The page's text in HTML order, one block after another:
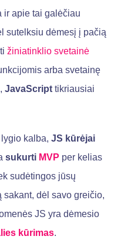
ir apie tai galėčiau
sutelksiu dėmesį į pačią
žiniatinklio svetainė
arba svetainę
JavaScript tikriausiai
kalba, JS kūrėjai
sukurti MVP per kelias
sudėtingos jūsų
dėl savo greičio,
JS yra dėmesio
kūrimas.